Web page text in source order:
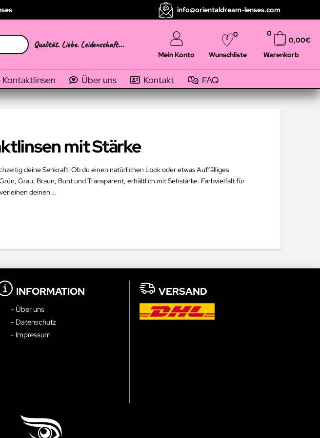
info@orientaldream-lenses.com
Qualität. Liebe. Leidenschaft...
Mein Konto Wunschliste
0
Warenkorb
0,00€
0
Kontaktlinsen Über uns Kontakt FAQ
mit Stärke
deine Sehkraft! Ob du einen natürlichen Look oder etwas Auffälliges
Grau, Braun, Bunt und Transparent, erhältlich mit Sehstärke. Farbvielfalt für
deinen …
INFORMATION
- Über uns
- Datenschutz
- Impressum
VERSAND